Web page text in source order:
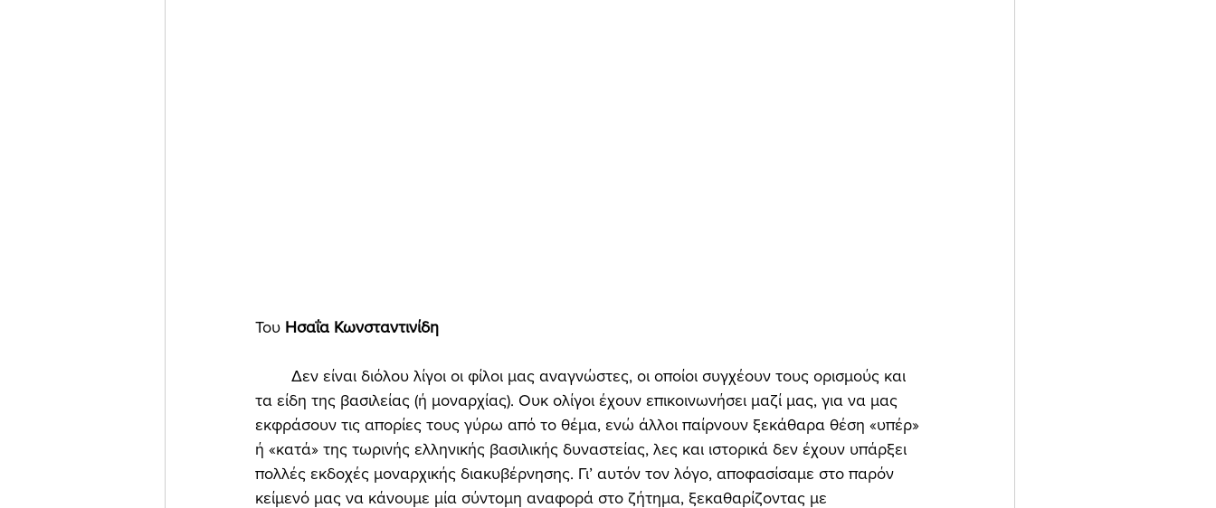
Του Ησαΐα Κωνσταντινίδη
τα είδη της βασιλείας (ή μοναρχίας). Ουκ ολίγοι έχουν επικοινωνήσει μαζί μας, για να μας
εκφράσουν τις απορίες τους γύρω από το θέμα, ενώ άλλοι παίρνουν ξεκάθαρα θέση «υπέρ»
ή «κατά» της τωρινής ελληνικής βασιλικής δυναστείας, λες και ιστορικά δεν έχουν υπάρξει
πολλές εκδοχές μοναρχικής διακυβέρνησης. Γι’ αυτόν τον λόγο, αποφασίσαμε στο παρόν
κείμενό μας να κάνουμε μία σύντομη αναφορά στο ζήτημα, ξεκαθαρίζοντας με